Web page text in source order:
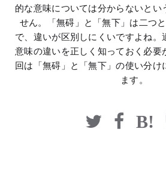
的な意味については分からないとい
せん。「無碍」と「無下」は二つ
で、違いが区別しにくいですよね。
意味の違いを正しく知っておく必要
回は「無碍」と「無下」の使い分け
ます。